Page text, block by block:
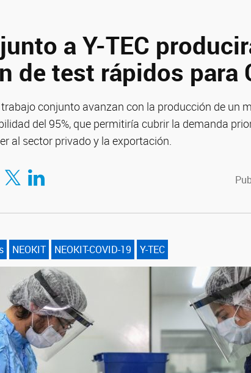
a Y-TEC
de test rápidos para
conjunto avanzan con la producción de un
del 95%, que permitiría cubrir la demanda
al sector privado y la exportación.
en Facebook
Compartir en TwitterCompartir en LinkedIn
NEOKIT NEOKIT-COVID-19 Y-TEC